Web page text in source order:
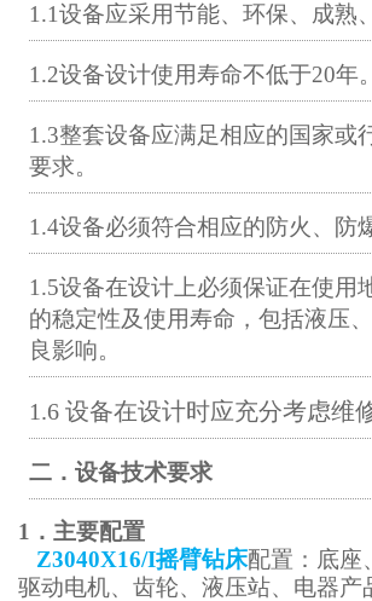
1.1设备应采用节能、环保、成熟
1.2设备设计使用寿命不低于20年。
1.3整套设备应满足相应的国家或
要求。
1.4设备必须符合相应的防火、防
1.5设备在设计上必须保证在使用
的稳定性及使用寿命，包括液压
良影响。
1.6 设备在设计时应充分考虑维
二．设备技术要求
1．主要配置
Z3040X16/I摇臂钻床配置：底座
驱动电机、齿轮、液压站、电器